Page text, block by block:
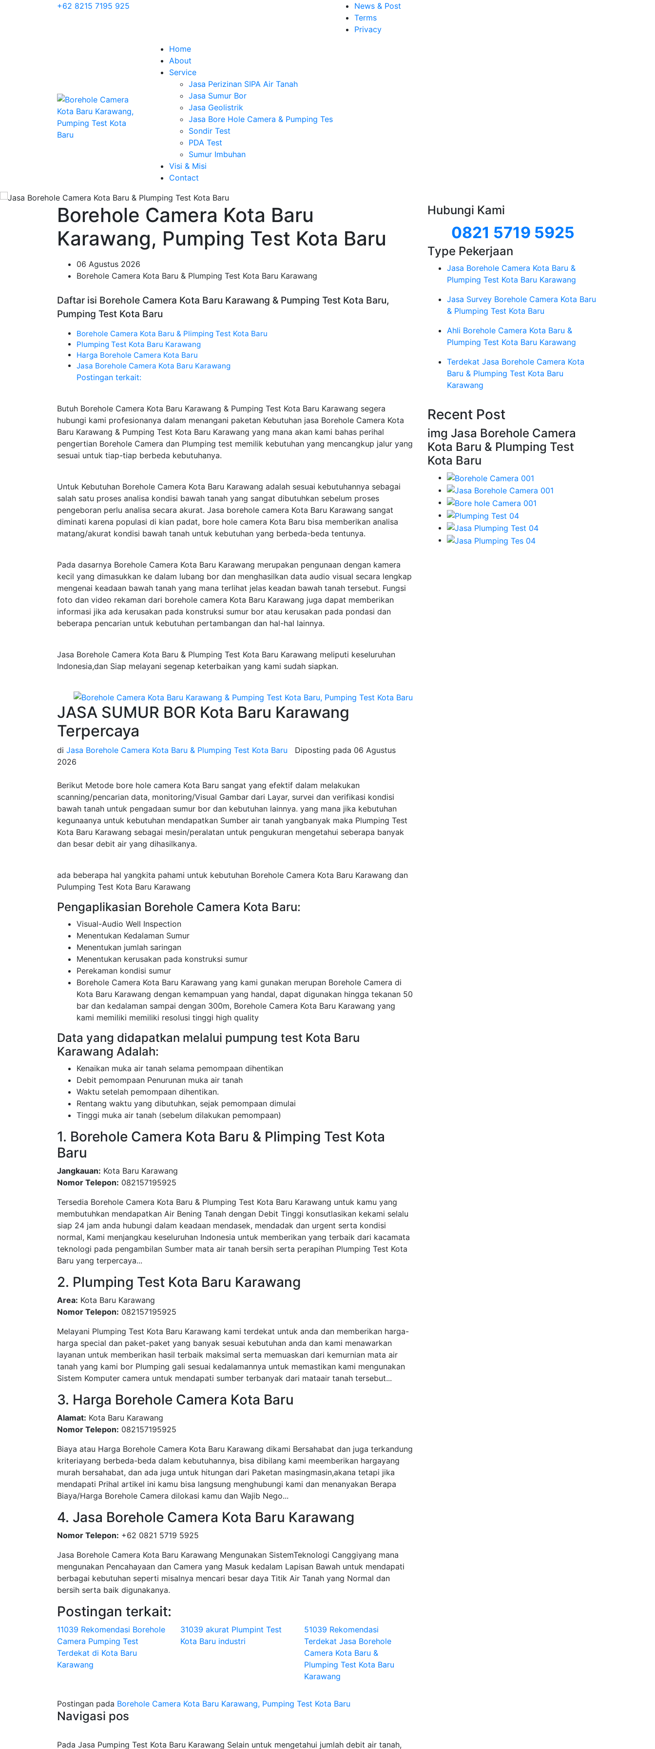
+62 8215 7195 925
News & Post
Terms
Privacy
Home
About
Service
Jasa Perizinan SIPA Air Tanah
Jasa Sumur Bor
Jasa Geolistrik
Jasa Bore Hole Camera & Pumping Tes
Sondir Test
PDA Test
Sumur Imbuhan
Visi & Misi
Contact
Borehole Camera Kota Baru
Karawang, Pumping Test Kota Baru
06 Agustus 2026
Borehole Camera Kota Baru & Plumping Test Kota Baru Karawang
Daftar isi Borehole Camera Kota Baru Karawang & Pumping Test Kota Baru,
Pumping Test Kota Baru
Borehole Camera Kota Baru & Plimping Test Kota Baru
Plumping Test Kota Baru Karawang
Harga Borehole Camera Kota Baru
Jasa Borehole Camera Kota Baru Karawang
Postingan terkait:
Butuh Borehole Camera Kota Baru Karawang & Pumping Test Kota Baru Karawang segera
hubungi kami profesionanya dalam menangani paketan Kebutuhan jasa Borehole Camera Kota
Baru Karawang & Pumping Test Kota Baru Karawang yang mana akan kami bahas perihal
pengertian Borehole Camera dan Plumping test memilik kebutuhan yang mencangkup jalur yang
sesuai untuk tiap-tiap berbeda kebutuhanya.
Untuk Kebutuhan Borehole Camera Kota Baru Karawang adalah sesuai kebutuhannya sebagai
salah satu proses analisa kondisi bawah tanah yang sangat dibutuhkan sebelum proses
pengeboran perlu analisa secara akurat. Jasa borehole camera Kota Baru Karawang sangat
diminati karena populasi di kian padat, bore hole camera Kota Baru bisa memberikan analisa
matang/akurat kondisi bawah tanah untuk kebutuhan yang berbeda-beda tentunya.
Pada dasarnya Borehole Camera Kota Baru Karawang merupakan pengunaan dengan kamera
kecil yang dimasukkan ke dalam lubang bor dan menghasilkan data audio visual secara lengkap
mengenai keadaan bawah tanah yang mana terlihat jelas keadan bawah tanah tersebut. Fungsi
foto dan video rekaman dari borehole camera Kota Baru Karawang juga dapat memberikan
informasi jika ada kerusakan pada konstruksi sumur bor atau kerusakan pada pondasi dan
beberapa pencarian untuk kebutuhan pertambangan dan hal-hal lainnya.
Jasa Borehole Camera Kota Baru & Plumping Test Kota Baru Karawang meliputi keseluruhan
Indonesia,dan Siap melayani segenap keterbaikan yang kami sudah siapkan.
JASA SUMUR BOR Kota Baru Karawang
Terpercaya
di Jasa Borehole Camera Kota Baru & Plumping Test Kota Baru Diposting pada 06 Agustus
2026
Berikut Metode bore hole camera Kota Baru sangat yang efektif dalam melakukan
scanning/pencarian data, monitoring/Visual Gambar dari Layar, survei dan verifikasi kondisi
bawah tanah untuk pengadaan sumur bor dan kebutuhan lainnya. yang mana jika kebutuhan
kegunaanya untuk kebutuhan mendapatkan Sumber air tanah yangbanyak maka Plumping Test
Kota Baru Karawang sebagai mesin/peralatan untuk pengukuran mengetahui seberapa banyak
dan besar debit air yang dihasilkanya.
ada beberapa hal yangkita pahami untuk kebutuhan Borehole Camera Kota Baru Karawang dan
Pulumping Test Kota Baru Karawang
Pengaplikasian Borehole Camera Kota Baru:
Visual-Audio Well Inspection
Menentukan Kedalaman Sumur
Menentukan jumlah saringan
Menentukan kerusakan pada konstruksi sumur
Perekaman kondisi sumur
Borehole Camera Kota Baru Karawang yang kami gunakan merupan Borehole Camera di
Kota Baru Karawang dengan kemampuan yang handal, dapat digunakan hingga tekanan 50
bar dan kedalaman sampai dengan 300m, Borehole Camera Kota Baru Karawang yang
kami memiliki memiliki resolusi tinggi high quality
Data yang didapatkan melalui pumpung test Kota Baru
Karawang Adalah:
Kenaikan muka air tanah selama pemompaan dihentikan
Debit pemompaan Penurunan muka air tanah
Waktu setelah pemompaan dihentikan.
Rentang waktu yang dibutuhkan, sejak pemompaan dimulai
Tinggi muka air tanah (sebelum dilakukan pemompaan)
1. Borehole Camera Kota Baru & Plimping Test Kota
Baru
Jangkauan: Kota Baru Karawang
Nomor Telepon: 082157195925
Tersedia Borehole Camera Kota Baru & Plumping Test Kota Baru Karawang untuk kamu yang
membutuhkan mendapatkan Air Bening Tanah dengan Debit Tinggi konsutlasikan kekami selalu
siap 24 jam anda hubungi dalam keadaan mendasek, mendadak dan urgent serta kondisi
normal, Kami menjangkau keseluruhan Indonesia untuk memberikan yang terbaik dari kacamata
teknologi pada pengambilan Sumber mata air tanah bersih serta perapihan Plumping Test Kota
Baru yang terpercaya...
2. Plumping Test Kota Baru Karawang
Area: Kota Baru Karawang
Nomor Telepon: 082157195925
Melayani Plumping Test Kota Baru Karawang kami terdekat untuk anda dan memberikan harga-
harga special dan paket-paket yang banyak sesuai kebutuhan anda dan kami menawarkan
layanan untuk memberikan hasil terbaik maksimal serta memuaskan dari kemurnian mata air
tanah yang kami bor Plumping gali sesuai kedalamannya untuk memastikan kami mengunakan
Sistem Komputer camera untuk mendapati sumber terbanyak dari mataair tanah tersebut...
3. Harga Borehole Camera Kota Baru
Alamat: Kota Baru Karawang
Nomor Telepon: 082157195925
Biaya atau Harga Borehole Camera Kota Baru Karawang dikami Bersahabat dan juga terkandung
kriteriayang berbeda-beda dalam kebutuhannya, bisa dibilang kami meemberikan hargayang
murah bersahabat, dan ada juga untuk hitungan dari Paketan masingmasin,akana tetapi jika
mendapati Prihal artikel ini kamu bisa langsung menghubungi kami dan menanyakan Berapa
Biaya/Harga Borehole Camera dilokasi kamu dan Wajib Nego...
4. Jasa Borehole Camera Kota Baru Karawang
Nomor Telepon: +62 0821 5719 5925
Jasa Borehole Camera Kota Baru Karawang Mengunakan SistemTeknologi Canggiyang mana
mengunakan Pencahayaan dan Camera yang Masuk kedalam Lapisan Bawah untuk mendapati
berbagai kebutuhan seperti misalnya mencari besar daya Titik Air Tanah yang Normal dan
bersih serta baik digunakanya.
Postingan terkait:
11039 Rekomendasi Borehole
Camera Pumping Test
Terdekat di Kota Baru
Karawang
31039 akurat Plumpint Test
Kota Baru industri
51039 Rekomendasi
Terdekat Jasa Borehole
Camera Kota Baru &
Plumping Test Kota Baru
Karawang
Postingan pada Borehole Camera Kota Baru Karawang, Pumping Test Kota Baru
Navigasi pos
Pada Jasa Pumping Test Kota Baru Karawang Selain untuk mengetahui jumlah debit air tanah,
Hubungi Kami
0821 5719 5925
Type Pekerjaan
Jasa Borehole Camera Kota Baru &
Plumping Test Kota Baru Karawang
Jasa Survey Borehole Camera Kota Baru
& Plumping Test Kota Baru
Ahli Borehole Camera Kota Baru &
Plumping Test Kota Baru Karawang
Terdekat Jasa Borehole Camera Kota
Baru & Plumping Test Kota Baru
Karawang
Recent Post
img Jasa Borehole Camera
Kota Baru & Plumping Test
Kota Baru